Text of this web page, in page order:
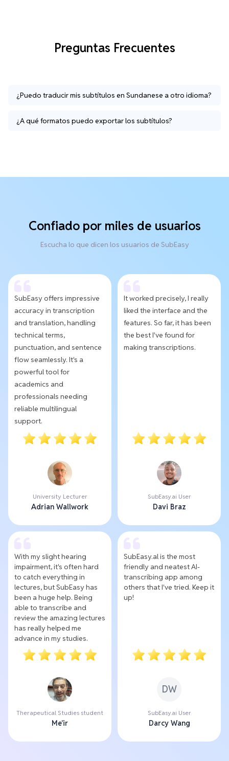
Preguntas Frecuentes
¿Puedo traducir mis subtítulos en Sundanese a otro idioma?
¿A qué formatos puedo exportar los subtítulos?
Confiado por miles de usuarios
Escucha lo que dicen los usuarios de SubEasy
SubEasy offers impressive
accuracy in transcription
and translation, handling
technical terms,
punctuation, and sentence
flow seamlessly. It's a
powerful tool for
academics and
professionals needing
reliable multilingual
support.
University Lecturer
Adrian Wallwork
It worked precisely, I really
liked the interface and the
features. So far, it has been
the best I've found for
making transcriptions.
SubEasy.ai User
Davi Braz
With my slight hearing
impairment, it's often hard
to catch everything in
lectures, but SubEasy has
been a huge help. Being
able to transcribe and
review the amazing lectures
has really helped me
advance in my studies.
Therapeutical Studies student
Me'ir
SubEasy.al is the most
friendly and neatest AI-
transcribing app among
others that I've tried. Keep it
up!
DW
SubEasy.ai User
Darcy Wang